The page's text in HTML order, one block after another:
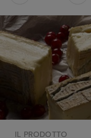
ricetta
il
la frutta
sensi di
IL PRODOTTO